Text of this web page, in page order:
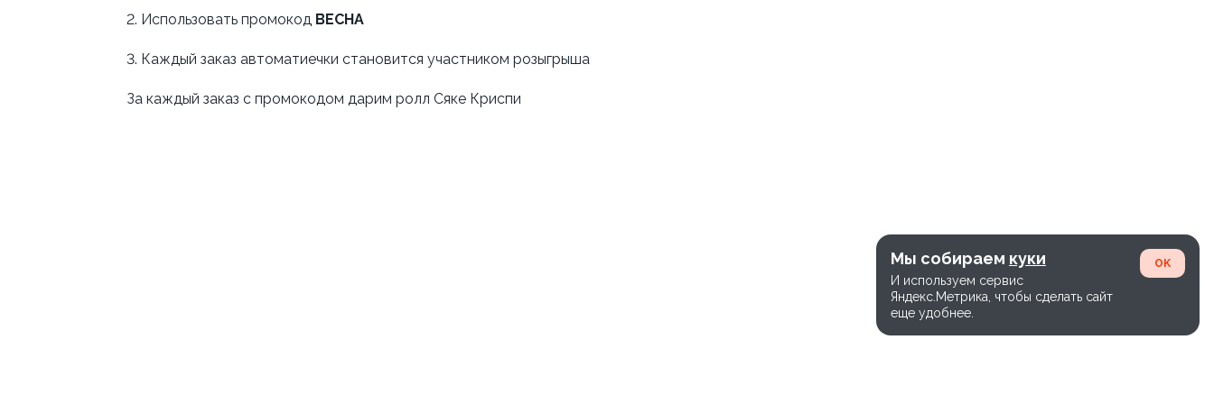
2. Использовать промокод ВЕСНА
3. Каждый заказ автоматиечки становится участником розыгрыша
За каждый заказ с промокодом дарим ролл Сяке Криспи
Мы собираем куки
И используем сервис
Яндекс.Метрика, чтобы сделать сайт
еще удобнее.
OK